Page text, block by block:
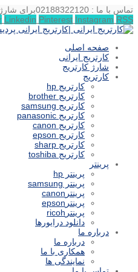
تماس با ما : 02188322120
برای
Linkedin Pinterest Instagram RSS
صفحه اصلی
کارتریج ایرانی
شارژ کارتریج
کارتریج
کارتریج hp
کارتریج brother
کارتریج samsung
کارتریج panasonic
کارتریج canon
کارتریج epson
کارتریج sharp
کارتریج toshiba
پرینتر
پرینتر hp
پرینتر samsung
پرینترcanon
پرینترepson
پرینترricoh
دانلود درایورها
درباره ما
درباره ما
همکاری با ما
نمایندگی ها